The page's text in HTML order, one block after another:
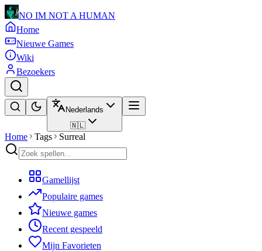
NO IM NOT A HUMAN
Home
Nieuwe Games
Wiki
Bezoekers
Nederlands
🇳🇱
Home Tags Surreal
Gamellijst
Populaire games
Nieuwe games
Recent gespeeld
Mijn Favorieten